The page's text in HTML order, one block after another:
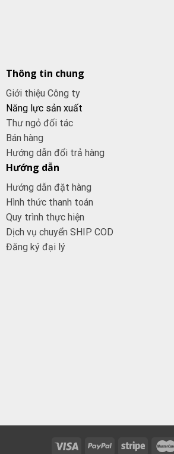
Thông tin chung
Giới thiệu Công ty
Năng lực sản xuất
Thư ngỏ đối tác
Bán hàng
Hướng dẫn đổi trả hàng
Hướng dẫn
Hướng dẫn đặt hàng
Hình thức thanh toán
Quy trình thực hiện
Dịch vụ chuyển SHIP COD
Đăng ký đại lý